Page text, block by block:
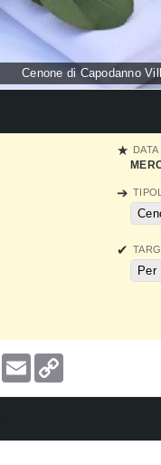
Cenone di Capodanno
DATA
Per
Message
Email